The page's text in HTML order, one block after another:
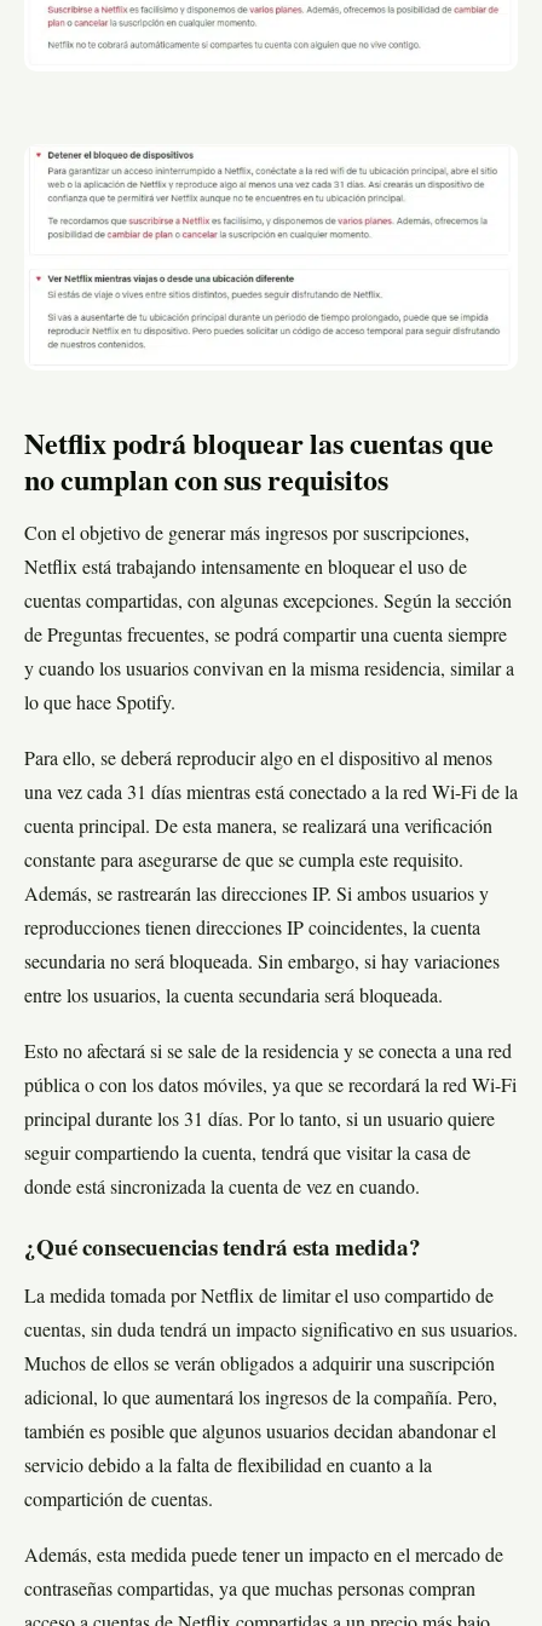
Netflix podrá bloquear las cuentas que
no cumplan con sus requisitos
Con el objetivo de generar más ingresos por suscripciones,
Netflix está trabajando intensamente en bloquear el uso de
cuentas compartidas, con algunas excepciones. Según la sección
de Preguntas frecuentes, se podrá compartir una cuenta siempre
y cuando los usuarios convivan en la misma residencia, similar a
lo que hace Spotify.
Para ello, se deberá reproducir algo en el dispositivo al menos
una vez cada 31 días mientras está conectado a la red Wi-Fi de la
cuenta principal. De esta manera, se realizará una verificación
constante para asegurarse de que se cumpla este requisito.
Además, se rastrearán las direcciones IP. Si ambos usuarios y
reproducciones tienen direcciones IP coincidentes, la cuenta
secundaria no será bloqueada. Sin embargo, si hay variaciones
entre los usuarios, la cuenta secundaria será bloqueada.
Esto no afectará si se sale de la residencia y se conecta a una red
pública o con los datos móviles, ya que se recordará la red Wi-Fi
principal durante los 31 días. Por lo tanto, si un usuario quiere
seguir compartiendo la cuenta, tendrá que visitar la casa de
donde está sincronizada la cuenta de vez en cuando.
¿Qué consecuencias tendrá esta medida?
La medida tomada por Netflix de limitar el uso compartido de
cuentas, sin duda tendrá un impacto significativo en sus usuarios.
Muchos de ellos se verán obligados a adquirir una suscripción
adicional, lo que aumentará los ingresos de la compañía. Pero,
también es posible que algunos usuarios decidan abandonar el
servicio debido a la falta de flexibilidad en cuanto a la
compartición de cuentas.
Además, esta medida puede tener un impacto en el mercado de
contraseñas compartidas, ya que muchas personas compran